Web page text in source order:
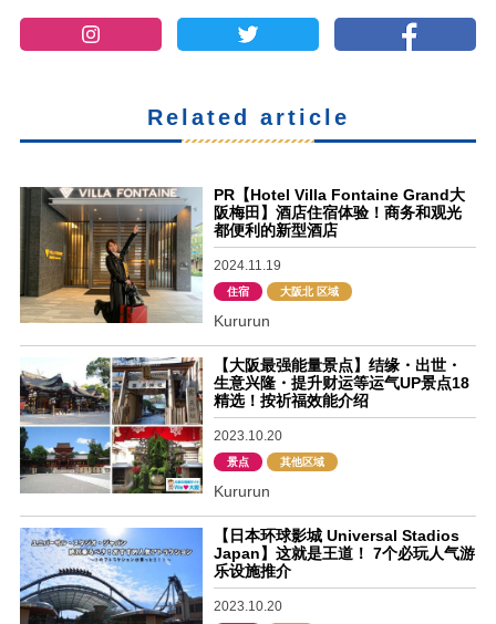
Related article
PR【Hotel Villa Fontaine Grand大
阪梅田】酒店住宿体验！商务和观光
都便利的新型酒店
2024.11.19
住宿 大阪北 区域
Kururun
【大阪最强能量景点】结缘・出世・
生意兴隆・提升财运等运气UP景点18
精选！按祈福效能介绍
2023.10.20
景点 其他区域
Kururun
【日本环球影城 Universal Stadios
Japan】这就是王道！ 7个必玩人气游
乐设施推介
2023.10.20